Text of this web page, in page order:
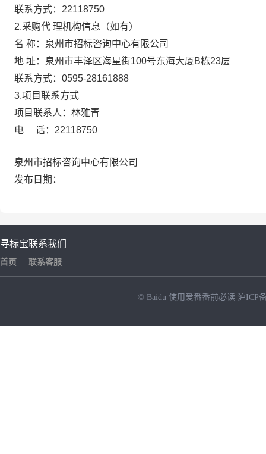
联系方式： 22118750
2.采购代 理机构信息（如有）
名 称： 泉州市招标咨询中心有限公司
地 址： 泉州市丰泽区海星街100号东海大厦B栋23层
联系方式： 0595-28161888
3.项目联系方式
项目联系人： 林雅青
电 话： 22118750
泉州市招标咨询中心有限公司
发布日期：
寻标宝
首页
联系我们
联系客服
© Baidu 使用爱番番前必读 沪ICP